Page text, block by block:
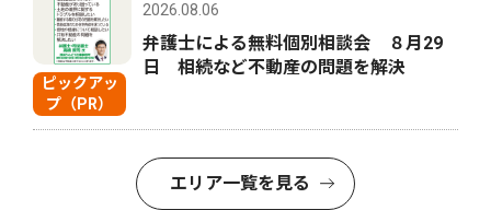
ピックアッ
プ（PR）
2026.08.06
弁護士による無料個別相談会 ８月29
日 相続など不動産の問題を解決
エリア一覧を見る